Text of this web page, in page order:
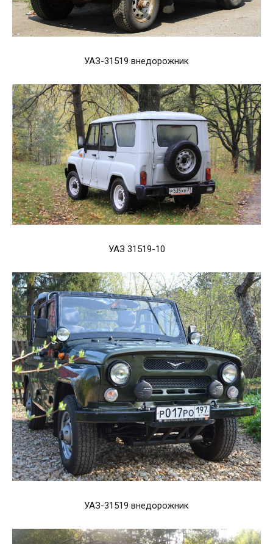
УАЗ-31519 внедорожник
УАЗ 31519-10
УАЗ-31519 внедорожник